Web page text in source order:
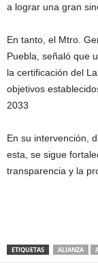
a lograr una gran
En tanto, el Mtro.
Puebla, señaló que
la certificación del
objetivos
2033
En su intervención,
esta, se sigue
transparencia y la
ETIQUETAS ALIANZA